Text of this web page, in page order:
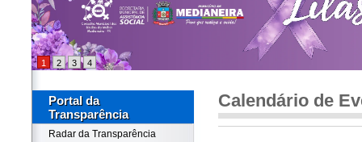
1 2 3 4
Portal da
Transparência
Radar da Transparência
Calendário de